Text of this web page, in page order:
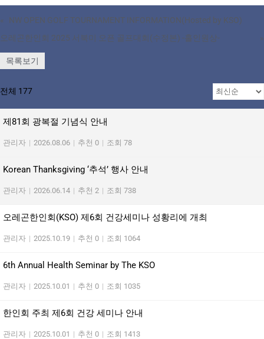
«
NW OPEN GOLF TOURNAMENT INFORMATION(Hosted by KSO)
오레곤한인회 2025 서북미 오픈 골프대회(수정본) -홀인원상-
»
목록보기
전체 177
제81회 광복절 기념식 안내
관리자 | 2026.08.06 | 추천 0 | 조회 78
Korean Thanksgiving ‘추석’ 행사 안내
관리자 | 2026.06.14 | 추천 2 | 조회 738
오레곤한인회(KSO) 제6회 건강세미나 성황리에 개최
관리자 | 2025.10.19 | 추천 0 | 조회 1064
6th Annual Health Seminar by The KSO
관리자 | 2025.10.01 | 추천 0 | 조회 1035
한인회 주최 제6회 건강 세미나 안내
관리자 | 2025.10.01 | 추천 0 | 조회 1413